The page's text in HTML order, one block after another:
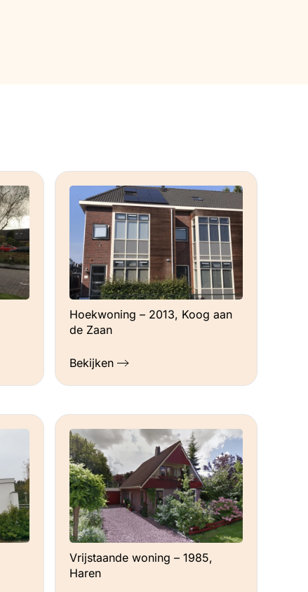
Hoekwoning – 2013, Koog aan
de Zaan
Bekijken
Vrijstaande woning – 1985,
Haren